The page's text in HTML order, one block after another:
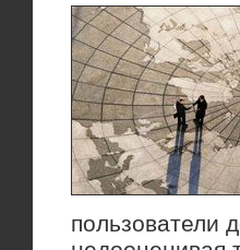
пользователи